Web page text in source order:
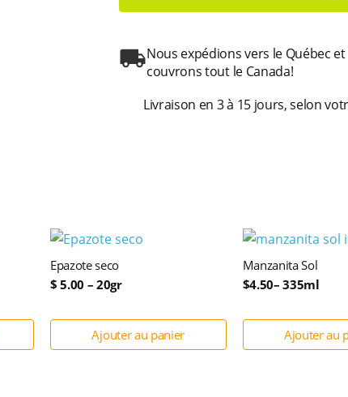
Nous expédions vers le Québec
couvrons tout le Canada!
Livraison en 3 à 15 jours, selon
Epazote seco
$ 5.00 – 20gr
Ajouter au panier
Manzanita Sol
$4.50– 335ml
Ajouter au